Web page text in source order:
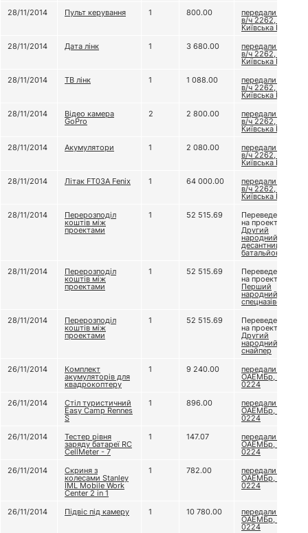
28/11/2014
Пульт керування 1 800.00 передали до
в/ч 2262, бат.
Київська Русь
28/11/2014
Дата лінк 1 3 680.00 передали до
в/ч 2262, бат.
Київська Русь
28/11/2014
ТВ лінк 1 1 088.00 передали до
в/ч 2262, бат.
Київська Русь
28/11/2014
Відео камера
GoPro
2 2 800.00 передали до
в/ч 2262, бат.
Київська Русь
28/11/2014
Акумулятори 1 2 080.00 передали до
в/ч 2262, бат.
Київська Русь
28/11/2014
Літак FT03A Fenix 1 64 000.00 передали до
в/ч 2262, бат.
Київська Русь
28/11/2014
Перерозподіл
коштів між
проектами
1 52 515.69 Переведено
на проект
Другий
народний
десантний
батальйон
28/11/2014
Перерозподіл
коштів між
проектами
1 52 515.69 Переведено
на проект
Перший
народний
спецназівець
28/11/2014
Перерозподіл
коштів між
проектами
1 52 515.69 Переведено
на проект
Другий
народний
снайпер
26/11/2014
Комплект
акумуляторів для
квадрокоптеру
1 9 240.00 передали 79
ОАЕМБр, в/ч А
0224
26/11/2014
Стіл туристичний
Easy Camp Rennes
S
1 896.00 передали 79
ОАЕМБр, в/ч А
0224
26/11/2014
Тестер рівня
заряду батареї RC
CellMeter - 7
1 147.07 передали 79
ОАЕМБр, в/ч А
0224
26/11/2014
Скриня з
колесами Stanley
IML Mobile Work
Center 2 in 1
1 782.00 передали 79
ОАЕМБр, в/ч А
0224
26/11/2014 Підвіс під камеру 1 10 780.00 передали 79
ОАЕМБр, в/ч А
0224